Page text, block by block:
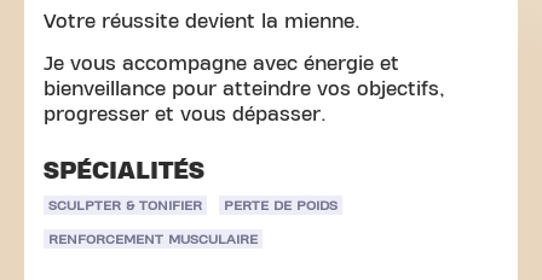
Votre réussite devient la mienne.
Je vous accompagne avec énergie et
bienveillance pour atteindre vos objectifs,
progresser et vous dépasser.
SPÉCIALITÉS
SCULPTER & TONIFIER PERTE DE POIDS
RENFORCEMENT MUSCULAIRE